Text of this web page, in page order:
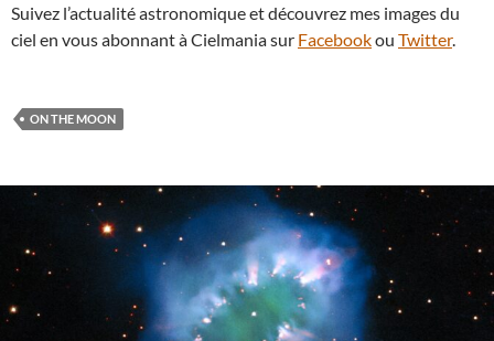
Suivez l’actualité astronomique et découvrez mes images du
ciel en vous abonnant à Cielmania sur Facebookou Twitter.
ON THE MOON